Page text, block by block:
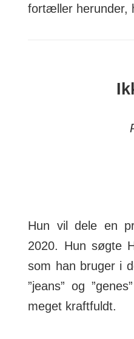
for­tæller her­under,
Hun vil dele en
2020. Hun søgte
som han bruger i
”jeans” og
meget kraft­fuldt.